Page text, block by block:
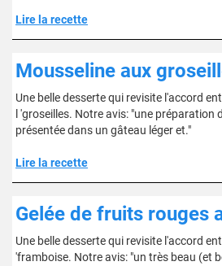
Lire la recette
Mousseline aux
Une belle desserte qui revisite l'accord
l 'groseilles. Notre avis: "une préparation
présentée dans un gâteau léger et."
Lire la recette
Gelée de fruits rouges
Une belle desserte qui revisite l'accord
'framboise. Notre avis: "un très beau (et